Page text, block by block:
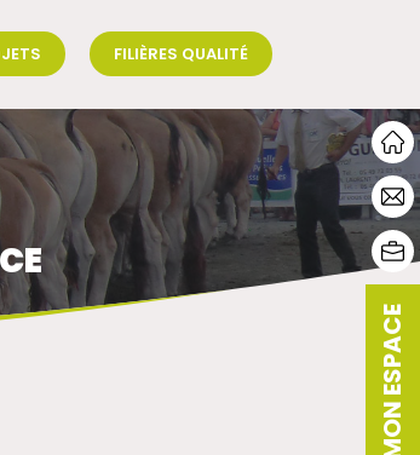
FILIÈRES QUALITÉ
MON ESPACE